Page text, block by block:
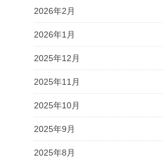
2026年2月
2026年1月
2025年12月
2025年11月
2025年10月
2025年9月
2025年8月